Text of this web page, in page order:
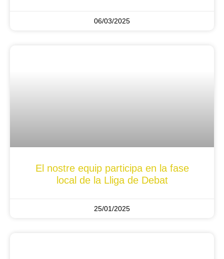
06/03/2025
El nostre equip participa en la fase
local de la Lliga de Debat
25/01/2025